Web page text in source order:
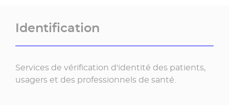
Identification
Services de vérification d'identité des patients,
usagers et des professionnels de santé.